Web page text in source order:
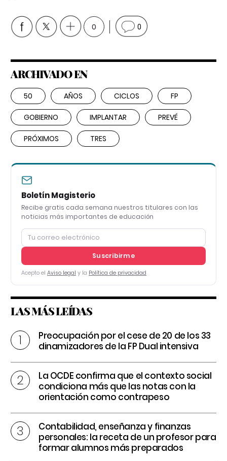
0 0
ARCHIVADO EN
50 AÑOS CICLOS FP
GOBIERNO IMPLANTAR PREVÉ
PRÓXIMOS TRES
Boletín Magisterio
Recibe gratis cada semana nuestros titulares con las
noticias más importantes de educación
Suscribirme
Acepto el Aviso legal y la Política de privacidad
LAS MÁS LEÍDAS
Preocupación por el cese de 20 de los 33
dinamizadores de la FP Dual intensiva
La OCDE confirma que el contexto social
condiciona más que las notas con la
orientación como contrapeso
Contabilidad, enseñanza y finanzas
personales: la receta de un profesor para
formar alumnos más preparados